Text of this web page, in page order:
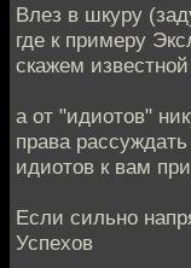
Влез в шкуру
где к примеру
скажем
а от "идиотов"
права
идиотов к вам
Если сильно
Успехов